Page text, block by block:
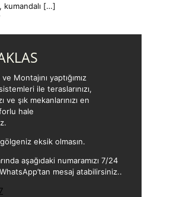
[…]
Montajını yaptığımız
ile teraslarınızı,
ve şık mekanlarınızı en
hale
eksik olmasın.
aşağıdaki numaramızı 7/24
mesaj atabilirsiniz..